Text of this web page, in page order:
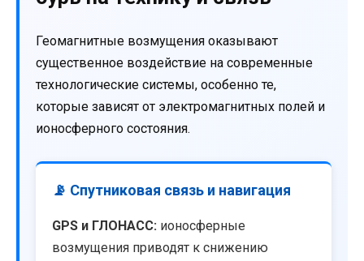
Геомагнитные возмущения оказывают
существенное воздействие на современные
технологические системы, особенно те,
которые зависят от электромагнитных полей и
ионосферного состояния.
📡 Спутниковая связь и навигация
GPS и ГЛОНАСС: ионосферные
возмущения приводят к снижению